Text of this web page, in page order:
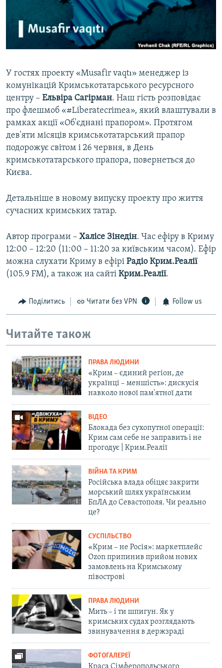
ВІДЕОУРОКИ «ELIFBE»
СВІДЧЕННЯ ОКУПАЦІЇ
УКРАЇНСЬКА ПРОБЛЕМА КРИМУ
Русский
Qırımtatar
Усі сайти RFE/RL
У гостях проекту «Musafir vaqtı» менеджер із
комунікацій Кримськотатарського ресурсного
центру – Ельвіра Сагірман. Наш гість розповідає
про флешмоб «#Liberatecrimea», який влаштували в
рамках акції «Об'єднані прапором». Протягом
дев'яти місяців кримськотатарський прапор
подорожує світом і 26 червня, в День
кримськотатарського прапора, повернеться до
Києва.
Детальніше в новому випуску проекту про життя
сучасних кримських татар.
Автор програми – Халісе Зінедін. Час ефіру в Криму
12:00 – 12:20 (11:00 – 11:20 за київським часом). Ефір
можна слухати Криму в ефірі Радіо Крим.Реалії
(105.9 FM), а також на сайті Крим.Реалії.
Поділитись Читати без VPN Follow us
Читайте також
ПРАВА ЛЮДИНИ
«Крим – єдиний регіон, де
українці – меншість»: дискусія
навколо нової пам'ятної дати
ВІДЕО
Блокада без сухопутної операції:
Крим сам себе не заправить і не
прогодує | Крим.Реалії
ВІЙНА ТА КРИМ
Російська влада обіцяє закрити
морський шлях українським
БпЛА до Севастополя. Чи реально
це?
СУСПІЛЬСТВО
«Крим – не Росія»: маркетплейс
Ozon припинив прийом нових
замовлень на Кримському
півострові
ПРАВА ЛЮДИНИ
Мить – і ти шпигун. Як у
кримських судах розглядають
звинувачення в держзраді
ФОТОГАЛЕРЕЇ